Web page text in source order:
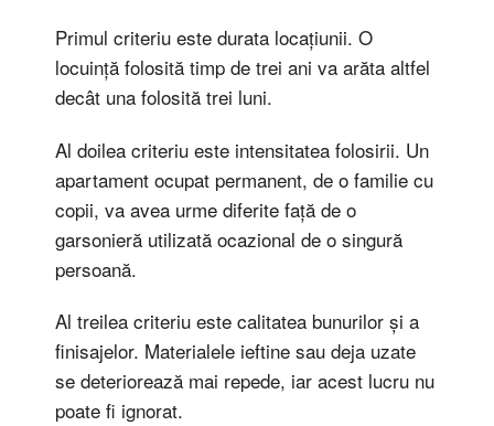
Primul criteriu este durata locațiunii. O
locuință folosită timp de trei ani va arăta altfel
decât una folosită trei luni.
Al doilea criteriu este intensitatea folosirii. Un
apartament ocupat permanent, de o familie cu
copii, va avea urme diferite față de o
garsonieră utilizată ocazional de o singură
persoană.
Al treilea criteriu este calitatea bunurilor și a
finisajelor. Materialele ieftine sau deja uzate
se deteriorează mai repede, iar acest lucru nu
poate fi ignorat.